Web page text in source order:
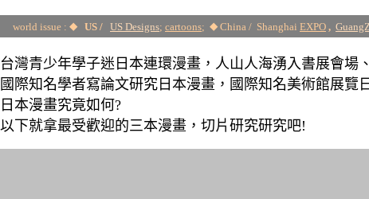
world issue : ◆ US / US Designs; cartoons; ◆ China / Shanghai EXPO ,
台灣青少年學子迷日本連環漫畫，人山人海湧入書展會
國際知名學者寫論文研究日本漫畫，國際知名美術館展覽
日本漫畫究竟如何?
以下就拿最受歡迎的三本漫畫，切片研究研究吧!